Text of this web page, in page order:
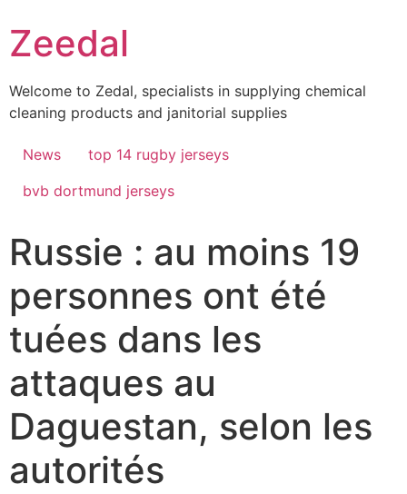
to
content
Zeedal
Welcome to Zedal, specialists in supplying chemical
cleaning products and janitorial supplies
News
top 14 rugby jerseys
bvb dortmund jerseys
Russie : au moins 19
personnes ont été
tuées dans les
attaques au
Daguestan, selon les
autorités